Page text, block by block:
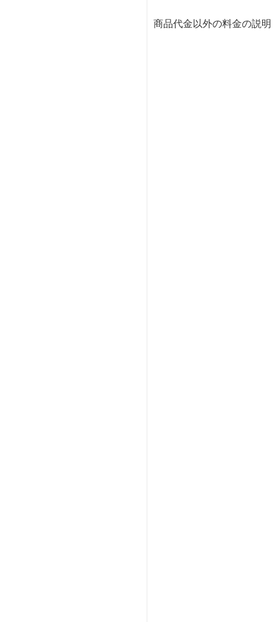
商品代金以外の料金の説明